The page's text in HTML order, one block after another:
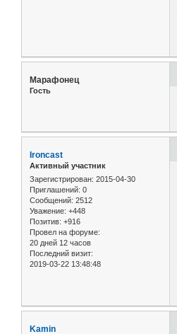
Марафонец
Гость
Ironcast
Активный участник
Зарегистрирован: 2015-04-30
Приглашений: 0
Сообщений: 2512
Уважение: +448
Позитив: +916
Провел на форуме:
20 дней 12 часов
Последний визит:
2019-03-22 13:48:48
Kamin